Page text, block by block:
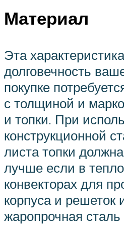
Материал
Эта
долговечность
покупке
с толщиной и
и топки. При
конструкционной
листа топки
лучше если в
конвекторах для
корпуса и решеток
жаропрочная